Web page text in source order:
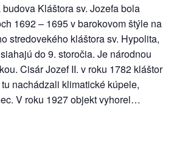
Kláštora sv. Jozefa bola
1692 – 1695 v barokovom štýle na
stredovekého kláštora sv. Hypolita,
do 9. storočia. Je národnou
Cisár Jozef II. v roku 1782 kláštor
nachádzali klimatické kúpele,
V roku 1927 objekt vyhorel…